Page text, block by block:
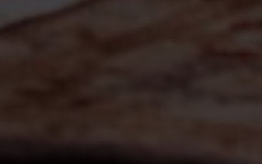
Escolha a vaga que você
quer concorrer: